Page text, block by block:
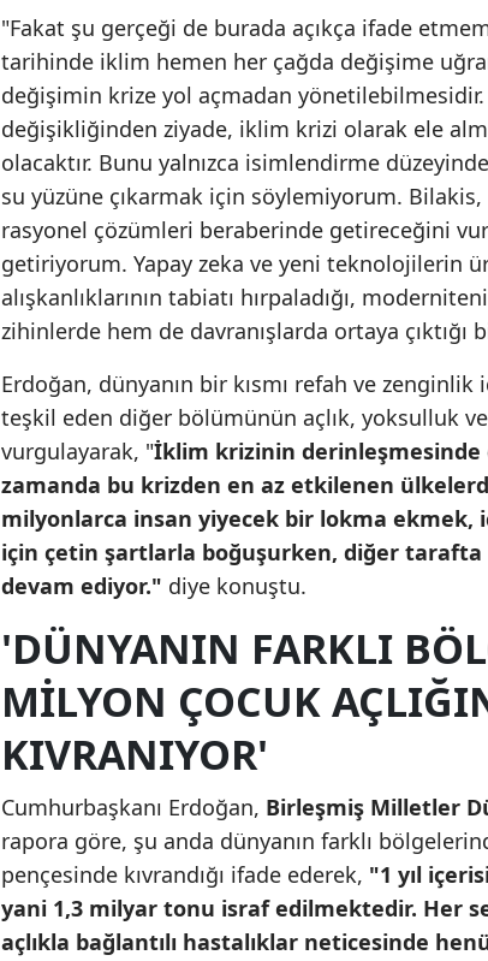
Şırnak
Bartın
Iğdır
Kilis
Düzce
"Fakat şu gerçeği de burada açıkça ifade
tarihinde iklim hemen her çağda değişime
değişimin krize yol açmadan yönetilebilmesidir.
değişikliğinden ziyade, iklim krizi olarak ele
olacaktır. Bunu yalnızca isimlendirme
su yüzüne çıkarmak için söylemiyorum.
rasyonel çözümleri beraberinde getireceğini
getiriyorum. Yapay zeka ve yeni teknolojilerin
alışkanlıklarının tabiatı hırpaladığı,
zihinlerde hem de davranışlarda ortaya çıktığı
Erdoğan, dünyanın bir kısmı refah ve
teşkil eden diğer bölümünün açlık, yoksulluk
vurgulayarak, "İklim krizinin derinleşmesinde
zamanda bu krizden en az etkilenen
milyonlarca insan yiyecek bir lokma ekmek,
için çetin şartlarla boğuşurken, diğer tarafta
devam ediyor." diye konuştu.
'DÜNYANIN FARKLI
MILYON ÇOCUK
KIVRANIYOR'
Cumhurbaşkanı Erdoğan, Birleşmiş Milletler
rapora göre, şu anda dünyanın farklı
pençesinde kıvrandığı ifade ederek, "1 yıl
yani 1,3 milyar tonu israf edilmektedir. Her
açlıkla bağlantılı hastalıklar neticesinde